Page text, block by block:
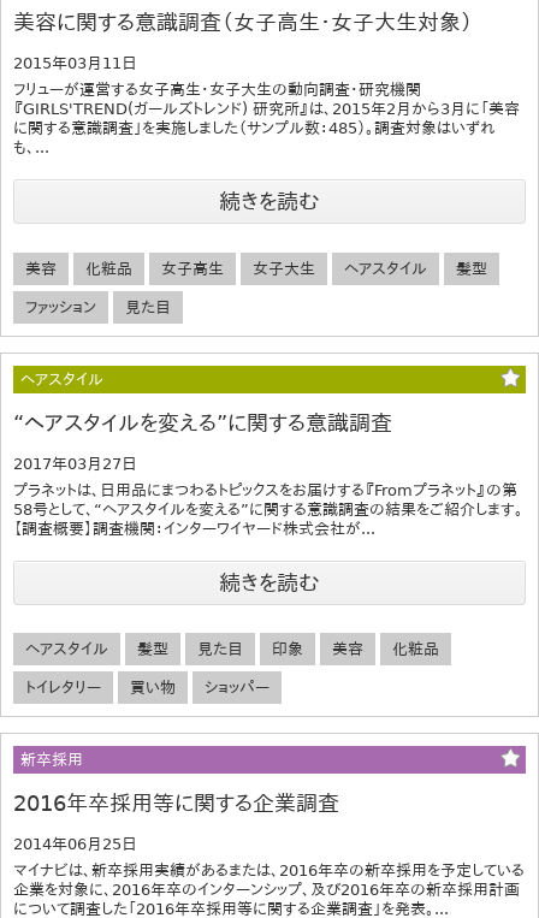
美容に関する意識調査（女子高生・女子大生対象）
2015年03月11日
フリューが運営する女子高生・女子大生の動向調査・研究機関
『GIRLS'TREND(ガールズトレンド) 研究所』は、2015年2月から3月に「美容
に関する意識調査」を実施しました（サンプル数：485）。調査対象はいずれ
も、...
続きを読む
美容 化粧品 女子高生 女子大生 ヘアスタイル 髪型
ファッション 見た目
ヘアスタイル
“ヘアスタイルを変える”に関する意識調査
2017年03月27日
プラネットは、日用品にまつわるトピックスをお届けする『Fromプラネット』の第
58号として、“ヘアスタイルを変える”に関する意識調査の結果をご紹介します。
【調査概要】調査機関：インターワイヤード株式会社が...
続きを読む
ヘアスタイル 髪型 見た目 印象 美容 化粧品
トイレタリー 買い物 ショッパー
新卒採用
2016年卒採用等に関する企業調査
2014年06月25日
マイナビは、新卒採用実績があるまたは、2016年卒の新卒採用を予定している
企業を対象に、2016年卒のインターンシップ、及び2016年卒の新卒採用計画
について調査した「2016年卒採用等に関する企業調査」を発表。...